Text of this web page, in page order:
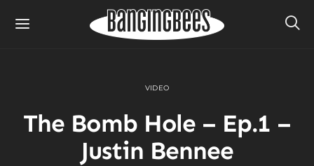
VIDEO
The Bomb Hole – Ep.1 –
Justin Bennee